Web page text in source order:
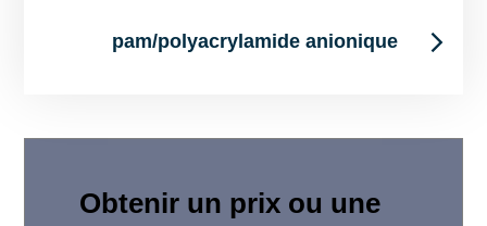
pam/polyacrylamide anionique
Obtenir un prix ou une